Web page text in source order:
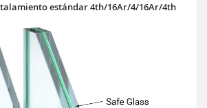
estándar 4th/16Ar/4/16Ar/4th